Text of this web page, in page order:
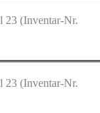
23 (Inventar-Nr.
23 (Inventar-Nr.